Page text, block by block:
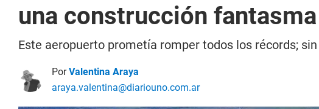
una construcción fantasma
Este aeropuerto prometía romper todos los récords;
PorValentina Araya
araya.valentina@diariouno.com.ar